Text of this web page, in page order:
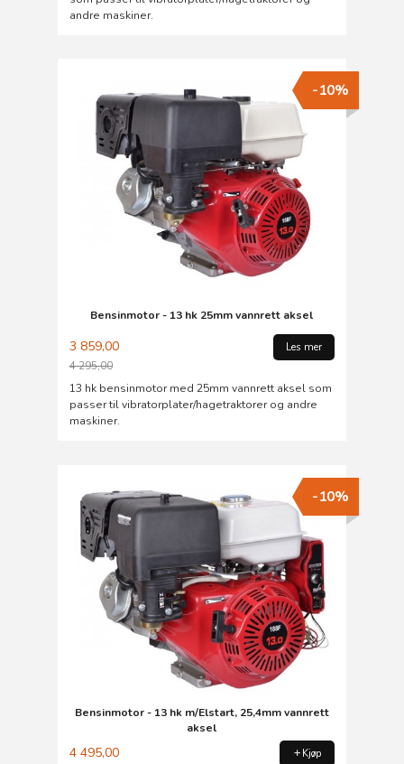
andre maskiner.
Bensinmotor - 13 hk 25mm vannrett aksel
3 859,00
4 295,00
Rabatt
-10%
Les mer
13 hk bensinmotor med 25mm vannrett aksel som
passer til vibratorplater/hagetraktorer og andre
maskiner.
Bensinmotor - 13 hk m/Elstart, 25,4mm vannrett
aksel
4 495,00
-10%
Kjøp